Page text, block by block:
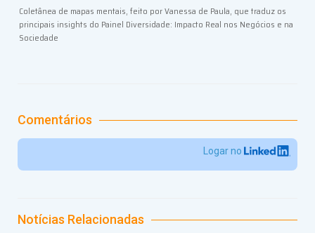
Coletânea de mapas mentais, feito por Vanessa de Paula, que traduz os
principais insights do Painel Diversidade: Impacto Real nos Negócios e na
Sociedade
Comentários
Logar no
Notícias Relacionadas